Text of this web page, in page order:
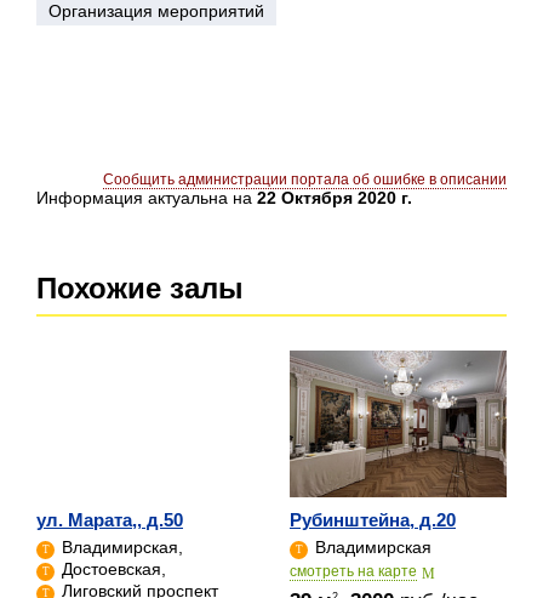
Организация мероприятий
Сообщить администрации портала об ошибке в описании
Информация актуальна на 22 Октября 2020 г.
Похожие залы
ул. Марата,, д.50
Владимирская,
Достоевская,
Лиговский проспект
Рубинштейна, д.20
Владимирская
cмотреть на карте